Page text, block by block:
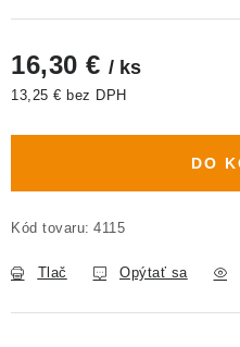
16,30 € / ks
13,25 € bez DPH
DO
Kód tovaru: 4115
Tlač Opýtať sa